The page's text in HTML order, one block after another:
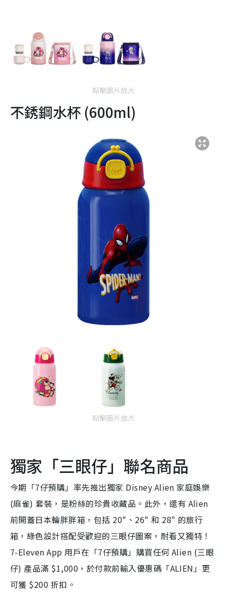
點擊圖片放大
不銹鋼水杯 (600ml)
點擊圖片放大
獨家「三眼仔」聯名商品
今期「7仔預購」率先推出獨家 Disney Alien 家庭娛樂
(麻雀) 套裝，是粉絲的珍貴收藏品。此外，還有 Alien
前開蓋日本輪胖胖箱，包括 20"、26" 和 28" 的旅行
箱，綠色設計搭配受歡迎的三眼仔圖案，耐看又獨特！
7-Eleven App 用戶在「7仔預購」購買任何 Alien (三眼
仔) 產品滿 $1,000，於付款前輸入優惠碼「ALIEN」更
可獲 $200 折扣。